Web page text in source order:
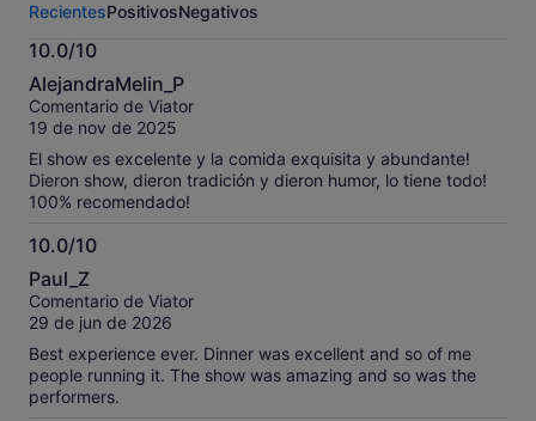
Más
información
sobre
nuestros
comentarios
contrastados.
RecientesPositivosNegativos
10.0/10
10.0
sobre
10
AlejandraMelin_P
Comentario de Viator
19 de nov de 2025
El show es excelente y la comida exquisita y abundante!
Dieron show, dieron tradición y dieron humor, lo tiene todo!
100% recomendado!
10.0/10
10.0
sobre
10
Paul_Z
Comentario de Viator
29 de jun de 2026
Best experience ever. Dinner was excellent and so of me
people running it. The show was amazing and so was the
performers.